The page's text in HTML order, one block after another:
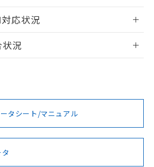
きます。
ログイン/会員登録
ご利用いただく前に、以下を必ずお読
件
応状況
項・凡例
項・凡例
況
タシート/マニュアル